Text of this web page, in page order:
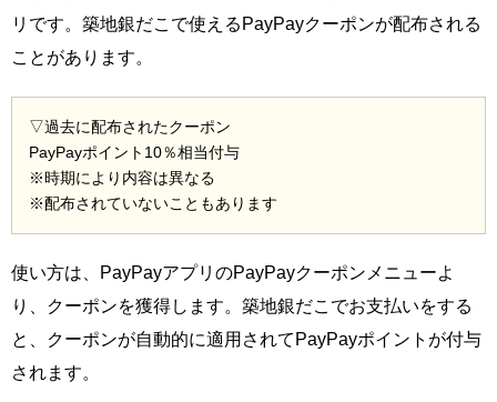
リです。築地銀だこで使えるPayPayクーポンが配布される
ことがあります。
▽過去に配布されたクーポン
PayPayポイント10％相当付与
※時期により内容は異なる
※配布されていないこともあります
使い方は、PayPayアプリのPayPayクーポンメニューよ
り、クーポンを獲得します。築地銀だこでお支払いをする
と、クーポンが自動的に適用されてPayPayポイントが付与
されます。